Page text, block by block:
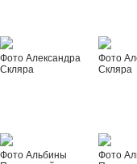
Фото Александра
Скляра
Фото
Скляра
Фото Альбины
Фото